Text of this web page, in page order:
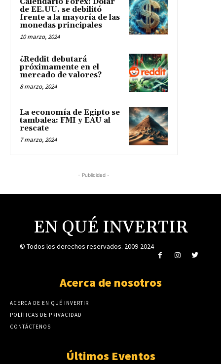
Calendario Forex: Dólar
de EE.UU. se debilitó
frente a la mayoría de las
monedas principales
10 marzo, 2024
¿Reddit debutará
próximamente en el
mercado de valores?
8 marzo, 2024
La economía de Egipto se
tambalea: FMI y EAU al
rescate
7 marzo, 2024
- Publicidad -
EN QUÉ INVERTIR
© Todos los derechos reservados. 2009-2024
Acerca de nosotros
ACERCA DE EN QUÉ INVERTIR
POLÍTICAS DE PRIVACIDAD
CONTÁCTENOS
Últimos Eventos